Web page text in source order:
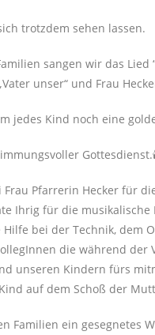
trotzdem sehen lassen.
sangen wir das Lied
unser“ und Frau
jedes Kind noch eine
Pfarrerin Hecker für
Ihrig für die
bei der Technik, dem
die während
unseren Kindern fürs
auf dem Schoß der
Familien ein gesegnetes